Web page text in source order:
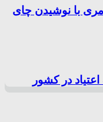
با نوشیدن چای
در کشور